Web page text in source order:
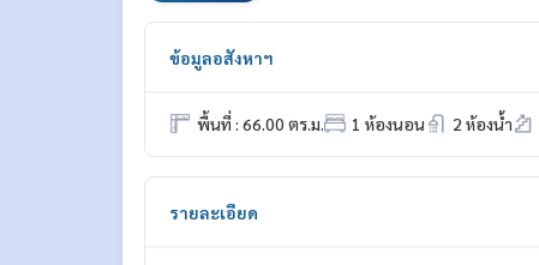
ข้อมูลอสังหาฯ
พื้นที่ : 66.00 ตร.ม. 1 ห้องนอน 2 ห้องน้ำ
รายละเอียด